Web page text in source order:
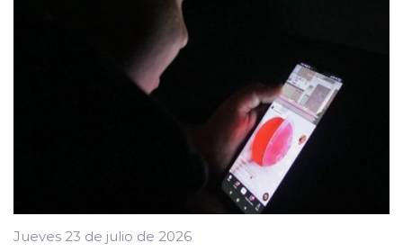
Jueves 23 de julio de 2026